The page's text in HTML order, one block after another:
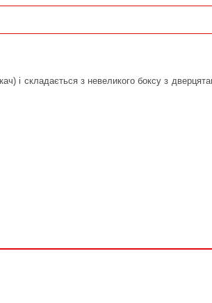
і складається з невеликого боксу з